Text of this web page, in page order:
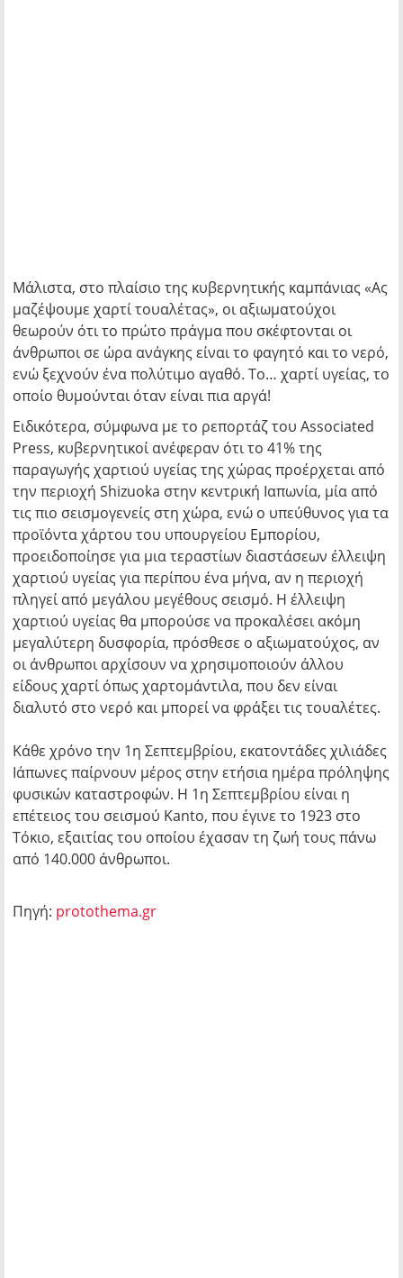
Μάλιστα, στο πλαίσιο της κυβερνητικής καμπάνιας «Ας
μαζέψουμε χαρτί τουαλέτας», οι αξιωματούχοι
θεωρούν ότι το πρώτο πράγμα που σκέφτονται οι
άνθρωποι σε ώρα ανάγκης είναι το φαγητό και το νερό,
ενώ ξεχνούν ένα πολύτιμο αγαθό. Το… χαρτί υγείας, το
οποίο θυμούνται όταν είναι πια αργά!
Ειδικότερα, σύμφωνα με το ρεπορτάζ του Associated
Press, κυβερνητικοί ανέφεραν ότι το 41% της
παραγωγής χαρτιού υγείας της χώρας προέρχεται από
την περιοχή Shizuoka στην κεντρική Ιαπωνία, μία από
τις πιο σεισμογενείς στη χώρα, ενώ ο υπεύθυνος για τα
προϊόντα χάρτου του υπουργείου Εμπορίου,
προειδοποίησε για μια τεραστίων διαστάσεων έλλειψη
χαρτιού υγείας για περίπου ένα μήνα, αν η περιοχή
πληγεί από μεγάλου μεγέθους σεισμό. Η έλλειψη
χαρτιού υγείας θα μπορούσε να προκαλέσει ακόμη
μεγαλύτερη δυσφορία, πρόσθεσε ο αξιωματούχος, αν
οι άνθρωποι αρχίσουν να χρησιμοποιούν άλλου
είδους χαρτί όπως χαρτομάντιλα, που δεν είναι
διαλυτό στο νερό και μπορεί να φράξει τις τουαλέτες.
Κάθε χρόνο την 1η Σεπτεμβρίου, εκατοντάδες χιλιάδες
Ιάπωνες παίρνουν μέρος στην ετήσια ημέρα πρόληψης
φυσικών καταστροφών. Η 1η Σεπτεμβρίου είναι η
επέτειος του σεισμού Kanto, που έγινε το 1923 στο
Τόκιο, εξαιτίας του οποίου έχασαν τη ζωή τους πάνω
από 140.000 άνθρωποι.
Πηγή: protothema.gr